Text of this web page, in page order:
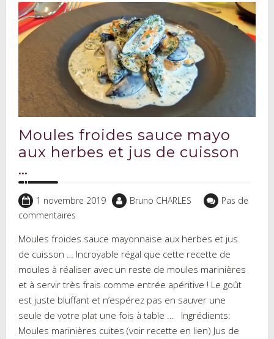
Moules froides sauce mayo
aux herbes et jus de cuisson
…
1 novembre 2019 Bruno CHARLES
Pas de
commentaires
Moules froides sauce mayonnaise aux herbes et jus
de cuisson … Incroyable régal que cette recette de
moules à réaliser avec un reste de moules marinières
et à servir très frais comme entrée apéritive ! Le goût
est juste bluffant et n’espérez pas en sauver une
seule de votre plat une fois à table … Ingrédients:
Moules marinières cuites (voir recette en lien) Jus de